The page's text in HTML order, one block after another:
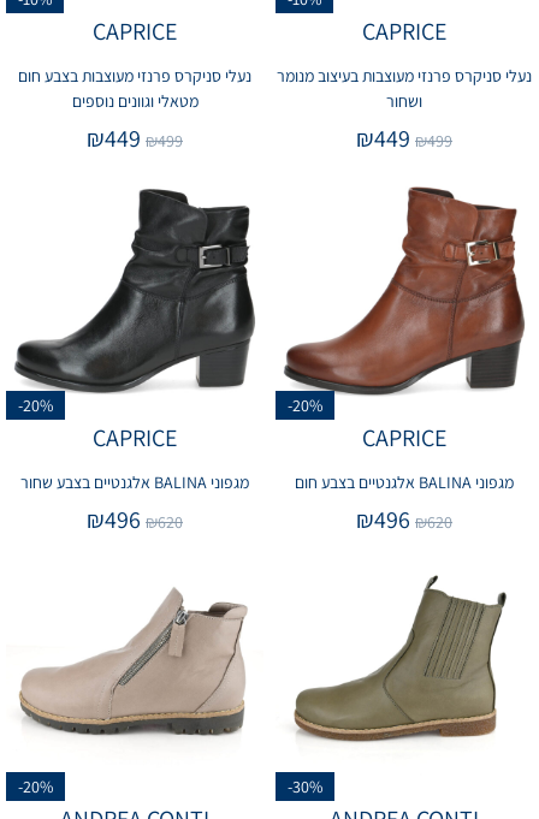
CAPRICE
נעלי סניקרס פרנזי מעוצבות בעיצוב מנומר
ושחור
₪499
₪449
CAPRICE
נעלי סניקרס פרנזי מעוצבות בצבע חום
מטאלי וגוונים נוספים
₪499
₪449
-20%
CAPRICE
מגפוני BALINA אלגנטיים בצבע חום
₪620
₪496
-20%
CAPRICE
מגפוני BALINA אלגנטיים בצבע שחור
₪620
₪496
-30%
-20%